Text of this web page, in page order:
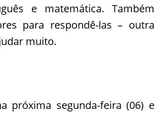
e matemática. Também
para respondê-las – outra
muito.
próxima segunda-feira (06) e